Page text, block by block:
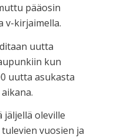
pääosin
v-kirjaimella.
uutta
kun
uutta asukasta
jäljellä oleville
vuosien ja